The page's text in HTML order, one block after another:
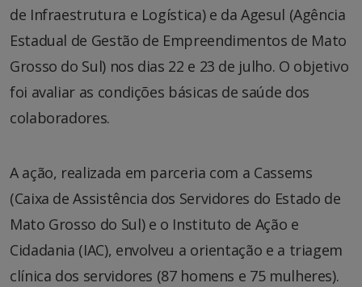
de Infraestrutura e Logística) e da Agesul (Agência
Estadual de Gestão de Empreendimentos de Mato
Grosso do Sul) nos dias 22 e 23 de julho. O objetivo
foi avaliar as condições básicas de saúde dos
colaboradores.
A ação, realizada em parceria com a Cassems
(Caixa de Assistência dos Servidores do Estado de
Mato Grosso do Sul) e o Instituto de Ação e
Cidadania (IAC), envolveu a orientação e a triagem
clínica dos servidores (87 homens e 75 mulheres).